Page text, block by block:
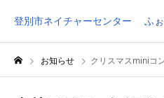
登別市ネイチャーセンター ふ
お知らせ クリスマスminiコ